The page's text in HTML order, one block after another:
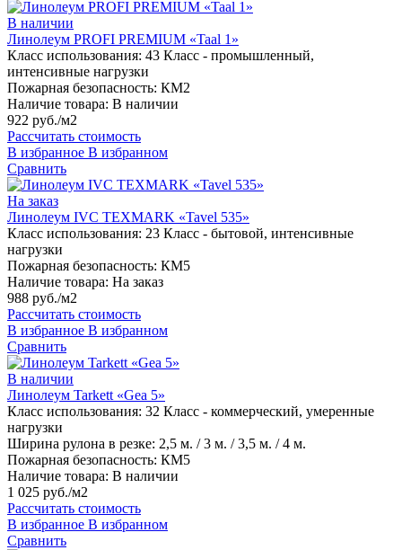
В наличии
Линолеум PROFI PREMIUM «Taal 1»
Класс использования: 43 Класс - промышленный,
интенсивные нагрузки
Пожарная безопасность: КМ2
Наличие товара: В наличии
922 руб./м2
Рассчитать стоимость
В избранное В избранном
Сравнить
На заказ
Линолеум IVC TEXMARK «Tavel 535»
Класс использования: 23 Класс - бытовой, интенсивные
нагрузки
Пожарная безопасность: КМ5
Наличие товара: На заказ
988 руб./м2
Рассчитать стоимость
В избранное В избранном
Сравнить
В наличии
Линолеум Tarkett «Gea 5»
Класс использования: 32 Класс - коммерческий, умеренные
нагрузки
Ширина рулона в резке: 2,5 м. / 3 м. / 3,5 м. / 4 м.
Пожарная безопасность: КМ5
Наличие товара: В наличии
1 025 руб./м2
Рассчитать стоимость
В избранное В избранном
Сравнить